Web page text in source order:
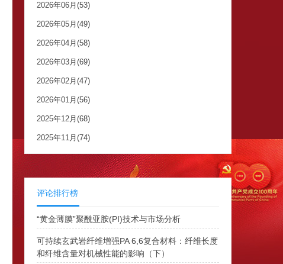
2026年06月(53)
2026年05月(49)
2026年04月(58)
2026年03月(69)
2026年02月(47)
2026年01月(56)
2025年12月(68)
2025年11月(74)
评论排行榜
“黄金薄膜”聚酰亚胺(PI)技术与市场分析
可持续玄武岩纤维增强PA 6,6复合材料：纤维长度
和纤维含量对机械性能的影响（下）